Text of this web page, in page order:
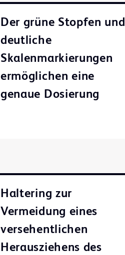
Der grüne Stopfen und
deutliche
Skalenmarkierungen
ermöglichen eine
genaue Dosierung
Haltering zur
Vermeidung eines
versehentlichen
Herausziehens des